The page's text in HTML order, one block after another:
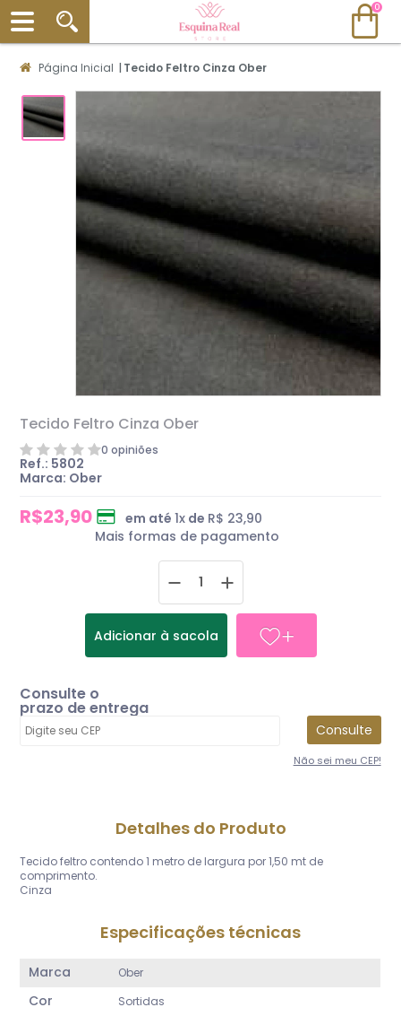
0
Página Inicial | Tecido Feltro Cinza Ober
Tecido Feltro Cinza Ober
0 opiniões
Ref.: 5802
Marca: Ober
R$23,90 em até1x de R$ 23,90
Mais formas de pagamento
Adicionar à sacola
Consulte o
prazo de entrega
Consulte
Não sei meu CEP!
Detalhes do Produto
Tecido feltro contendo 1 metro de largura por 1,50 mt de
comprimento.
Cinza
Especificações técnicas
Marca Ober
Cor Sortidas